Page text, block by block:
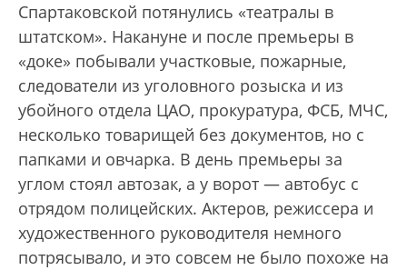
Спартаковской потянулись «театралы в
штатском». Накануне и после премьеры в
«доке» побывали участковые, пожарные,
следователи из уголовного розыска и из
убойного отдела ЦАО, прокуратура, ФСБ, МЧС,
несколько товарищей без документов, но с
папками и овчарка. В день премьеры за
углом стоял автозак, а у ворот — автобус с
отрядом полицейских. Актеров, режиссера и
художественного руководителя немного
потрясывало, и это совсем не было похоже на